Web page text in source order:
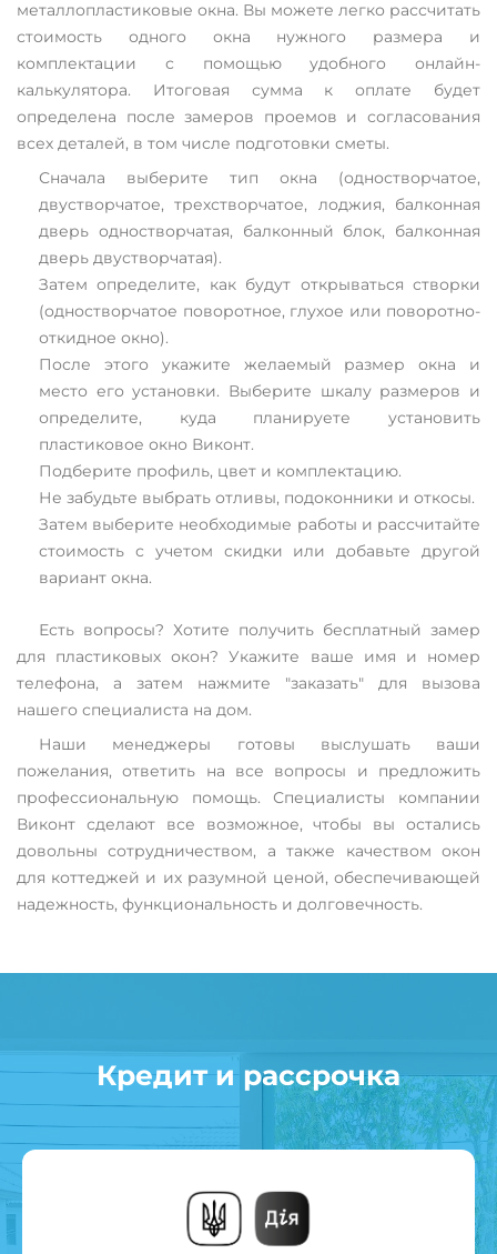
металлопластиковые окна. Вы можете легко рассчитать
стоимость одного окна нужного размера и
комплектации с помощью удобного онлайн-
калькулятора. Итоговая сумма к оплате будет
определена после замеров проемов и согласования
всех деталей, в том числе подготовки сметы.
Сначала выберите тип окна (одностворчатое,
двустворчатое, трехстворчатое, лоджия, балконная
дверь одностворчатая, балконный блок, балконная
дверь двустворчатая).
Затем определите, как будут открываться створки
(одностворчатое поворотное, глухое или поворотно-
откидное окно).
После этого укажите желаемый размер окна и
место его установки. Выберите шкалу размеров и
определите, куда планируете установить
пластиковое окно Виконт.
Подберите профиль, цвет и комплектацию.
Не забудьте выбрать отливы, подоконники и откосы.
Затем выберите необходимые работы и рассчитайте
стоимость с учетом скидки или добавьте другой
вариант окна.
Есть вопросы? Хотите получить бесплатный замер
для пластиковых окон? Укажите ваше имя и номер
телефона, а затем нажмите "заказать" для вызова
нашего специалиста на дом.
Наши менеджеры готовы выслушать ваши
пожелания, ответить на все вопросы и предложить
профессиональную помощь. Специалисты компании
Виконт сделают все возможное, чтобы вы остались
довольны сотрудничеством, а также качеством окон
для коттеджей и их разумной ценой, обеспечивающей
надежность, функциональность и долговечность.
Кредит и рассрочка